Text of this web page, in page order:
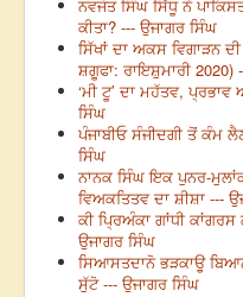
ਨਵਜੋਤ ਸਿੰਘ ਸਿੱਧੂ ਨੇ
ਕੀਤਾ? --- ਉਜਾਗਰ ਸਿੰਘ
ਸਿੱਖਾਂ ਦਾ ਅਕਸ ਵਿਗਾੜਨ
ਸ਼ਗੂਫਾ: ਰਾਇਸ਼ੁਮਾਰੀ 2020)
‘ਮੀ ਟੂ’ ਦਾ ਮਹੱਤਵ,
ਸਿੰਘ
ਪੰਜਾਬੀਓ ਸੰਜੀਦਗੀ ਤੋਂ ਕੰਮ
ਸਿੰਘ
ਨਾਨਕ ਸਿੰਘ ਇਕ ਪੁਨਰ-
ਵਿਅਕਤਿਤਵ ਦਾ ਸ਼ੀਸ਼ਾ ---
ਕੀ ਪ੍ਰਿਅੰਕਾ ਗਾਂਧੀ
ਉਜਾਗਰ ਸਿੰਘ
ਸਿਆਸਤਦਾਨੋ ਭੜਕਾਊ
ਸੁੱਟੋ --- ਉਜਾਗਰ ਸਿੰਘ